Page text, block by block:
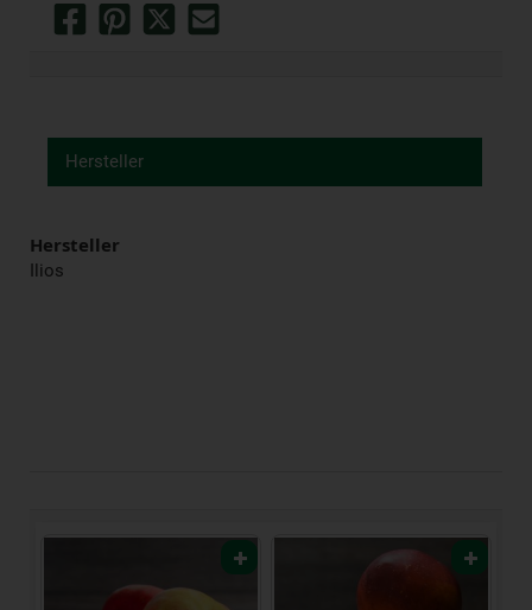
Hersteller
Hersteller
Ilios